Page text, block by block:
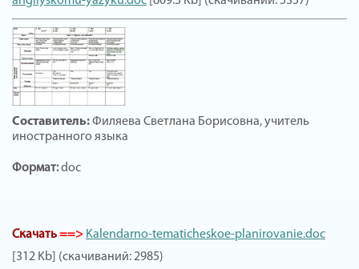
Составитель:Филяева Светлана Борисовна, учитель
иностранного языка
Формат:doc
Скачать==> Kalendarno-tematicheskoe-planirovanie.doc
[312 Kb] (скачиваний: 2985)